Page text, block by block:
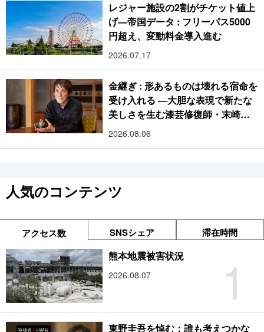
レジャー施設の2割がチケット値上
げ―帝国データ : フリーパス5000
円超え、変動料金導入進む
2026.07.17
金継ぎ : 形あるものは壊れる宿命を
受け入れる ―大胆な表現で新たな
美しさを生む漆芸修復師・末崎広
樹
2026.08.06
人気のコンテンツ
アクセス数 SNSシェア 滞在時間
1
熊本地震被害状況
2026.08.07
東野圭吾を悼む：誰も考えつかな